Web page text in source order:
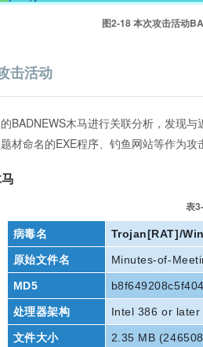
图2‑18 本次攻击活动
击活动
BADNEWS木马进行关联分析，发现
材命名的EXE程序、钓鱼网站等作为
表
病毒名 Trojan[RAT]/
原始文件名 Minutes-of-
MD5
处理器架构 Intel 386 or
文件大小 2.35 MB